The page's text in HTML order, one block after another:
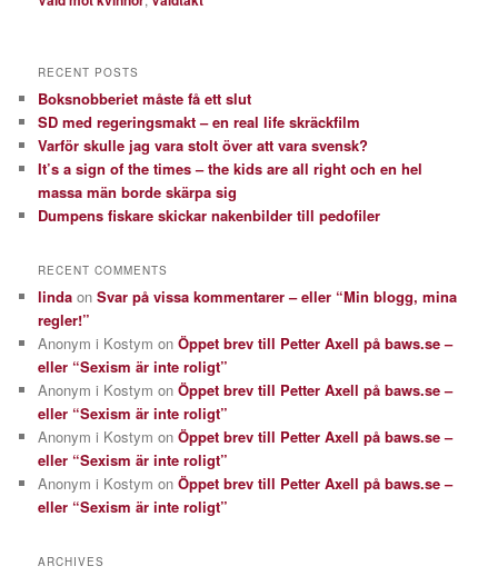
RECENT POSTS
Boksnobberiet måste få ett slut
SD med regeringsmakt – en real life skräckfilm
Varför skulle jag vara stolt över att vara svensk?
It’s a sign of the times – the kids are all right och en hel
massa män borde skärpa sig
Dumpens fiskare skickar nakenbilder till pedofiler
RECENT COMMENTS
linda onSvar på vissa kommentarer – eller “Min blogg, mina
regler!”
Anonym i Kostym onÖppet brev till Petter Axell på baws.se –
eller “Sexism är inte roligt”
Anonym i Kostym onÖppet brev till Petter Axell på baws.se –
eller “Sexism är inte roligt”
Anonym i Kostym onÖppet brev till Petter Axell på baws.se –
eller “Sexism är inte roligt”
Anonym i Kostym onÖppet brev till Petter Axell på baws.se –
eller “Sexism är inte roligt”
ARCHIVES